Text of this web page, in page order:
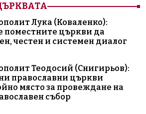
Лука (Коваленко):
поместните църкви да
честен и системен диалог
Теодосий (Снигирьов):
православни църкви
място за провеждане на
събор